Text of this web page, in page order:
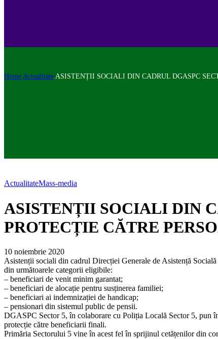
Home Actualitate ASISTENȚII SOCIALI DIN CADRUL DGASPC
ActualitateMass-media
ASISTENȚII SOCIALI DIN
PROTECȚIE CĂTRE
10 noiembrie 2020
Asistenții sociali din cadrul Direcției Generale de Asistență
din următoarele categorii eligibile:
– beneficiari de venit minim garantat;
– beneficiari de alocație pentru susținerea familiei;
– beneficiari ai indemnizației de handicap;
– pensionari din sistemul public de pensii.
DGASPC Sector 5, în colaborare cu Poliția Locală Sector 5, pun
protecție către beneficiarii finali.
Primăria Sectorului 5 vine în acest fel în sprijinul cetățenilor din